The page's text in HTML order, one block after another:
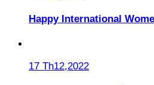
Happy International
17 Th12,2022